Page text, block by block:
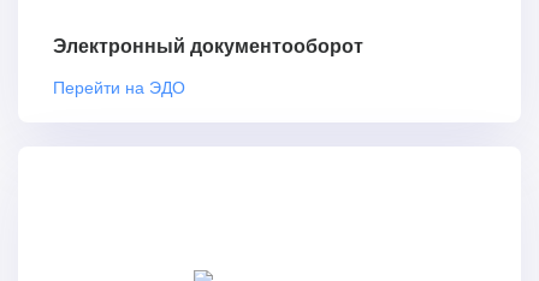
Электронный документооборот
Перейти на ЭДО